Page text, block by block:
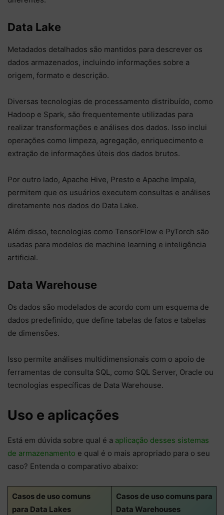
Data Lake
Metadados detalhados são mantidos para descrever os
dados armazenados, incluindo informações sobre a
origem, formato e descrição.
Diversas tecnologias de processamento distribuído, como
Hadoop e Spark, são frequentemente utilizadas para
realizar transformações e análises dos dados. Isso inclui
operações como limpeza, agregação, enriquecimento e
extração de informações úteis dos dados brutos.
Por outro lado, Apache Hive, Presto e Apache Impala,
permitem que os usuários executem consultas e análises
diretamente nos dados do Data Lake.
Além disso, tecnologias como TensorFlow e PyTorch são
usadas para modelos de machine learning e inteligência
artificial.
Data Warehouse
Os dados são modelados de acordo com um esquema de
dados predefinido, que define tabelas de fatos e tabelas
de dimensões.
Isso permite análises multidimensionais com o apoio de
ferramentas de consulta SQL, como SQL Server, Oracle ou
tecnologias específicas de Data Warehouse.
Uso e aplicações
Está em dúvida sobre qual é a aplicação desses sistemas
de armazenamento e qual é o mais apropriado para o seu
caso? Entenda o comparativo abaixo:
Casos de uso comuns
para Data Lakes
Casos de uso comuns para
Data Warehouses